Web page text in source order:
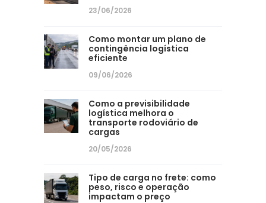
23/06/2026
Como montar um plano de
contingência logística
eficiente
09/06/2026
Como a previsibilidade
logística melhora o
transporte rodoviário de
cargas
20/05/2026
Tipo de carga no frete: como
peso, risco e operação
impactam o preço